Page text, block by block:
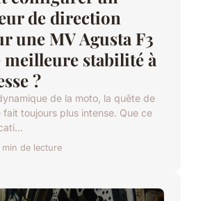
de direction
une MV Agusta F3
stabilité à
?
de la moto, la quête de
toujours plus intense. Que ce
min de lecture